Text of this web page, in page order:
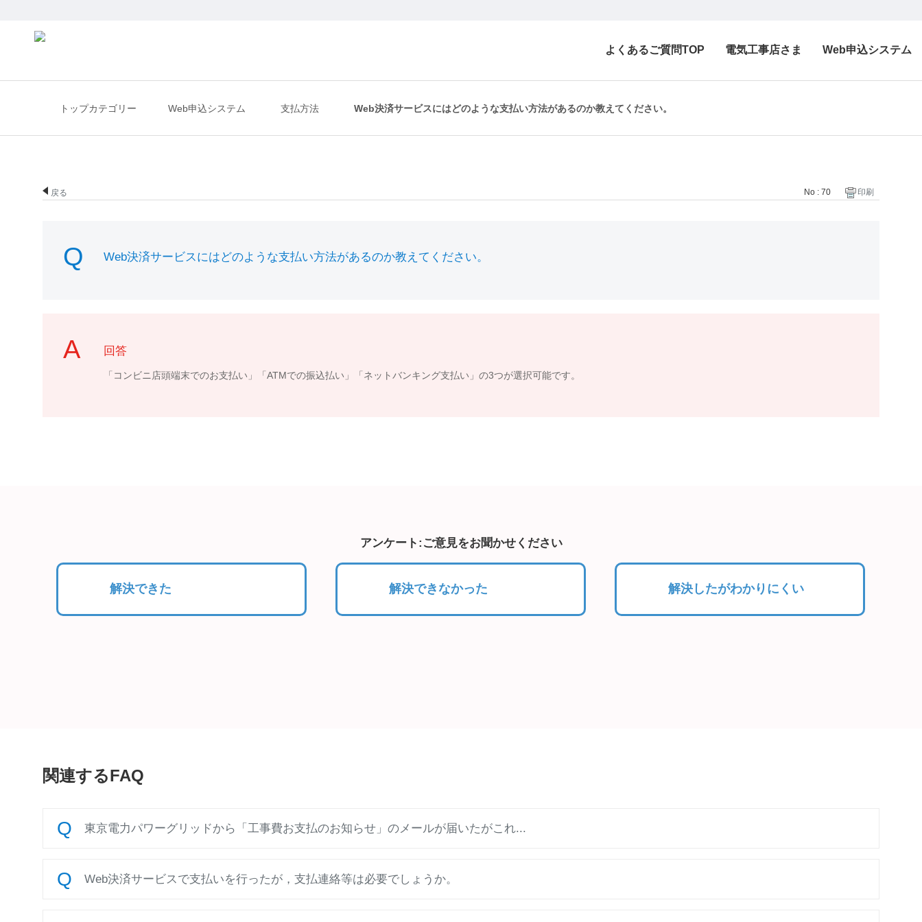
よくあるご質問TOP 電気工事店さま Web申込システム
トップカテゴリー Web申込システム 支払方法 Web決済サービスにはどのような支払い方法があるのか教えてください。
戻る No : 70 印刷
Web決済サービスにはどのような支払い方法があるのか教えてください。
回答
「コンビニ店頭端末でのお支払い」「ATMでの振込払い」「ネットバンキング支払い」の3つが選択可能です。
アンケート:ご意見をお聞かせください
解決できた 解決できなかった 解決したがわかりにくい
関連するFAQ
東京電力パワーグリッドから「工事費お支払のお知らせ」のメールが届いたがこれ...
Web決済サービスで支払いを行ったが，支払連絡等は必要でしょうか。